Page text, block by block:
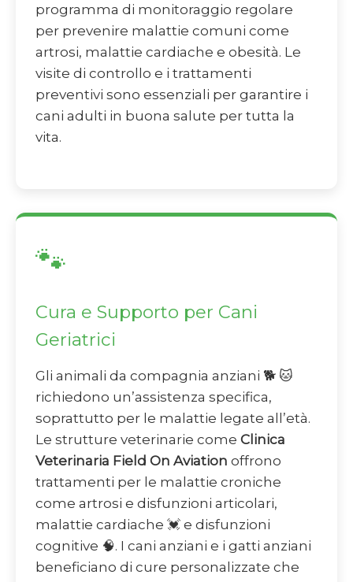
programma di monitoraggio regolare
per prevenire malattie comuni come
artrosi, malattie cardiache e obesità. Le
visite di controllo e i trattamenti
preventivi sono essenziali per garantire i
cani adulti in buona salute per tutta la
vita.
🐾
Cura e Supporto per Cani
Geriatrici
Gli animali da compagnia anziani 🐕 🐱
richiedono un’assistenza specifica,
soprattutto per le malattie legate all’età.
Le strutture veterinarie come Clinica
Veterinaria Field On Aviation offrono
trattamenti per le malattie croniche
come artrosi e disfunzioni articolari,
malattie cardiache 💓 e disfunzioni
cognitive 🧠. I cani anziani e i gatti anziani
beneficiano di cure personalizzate che